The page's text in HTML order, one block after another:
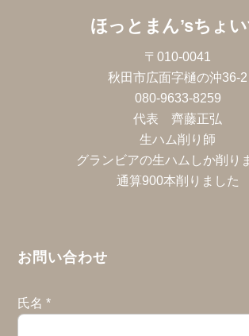
ほっとまん’sちょ
〒010-0041
秋田市広面字樋の沖36-2
080-9633-8259
代表 齊藤正弘
生ハム削り師
グランビアの生ハムしか削り
通算900本削りました
お問い合わせ
氏名*